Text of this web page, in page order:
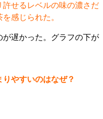
せるレベルの味の濃さだ
感じられた。
遅かった。グラフの下が
やすいのはなぜ？